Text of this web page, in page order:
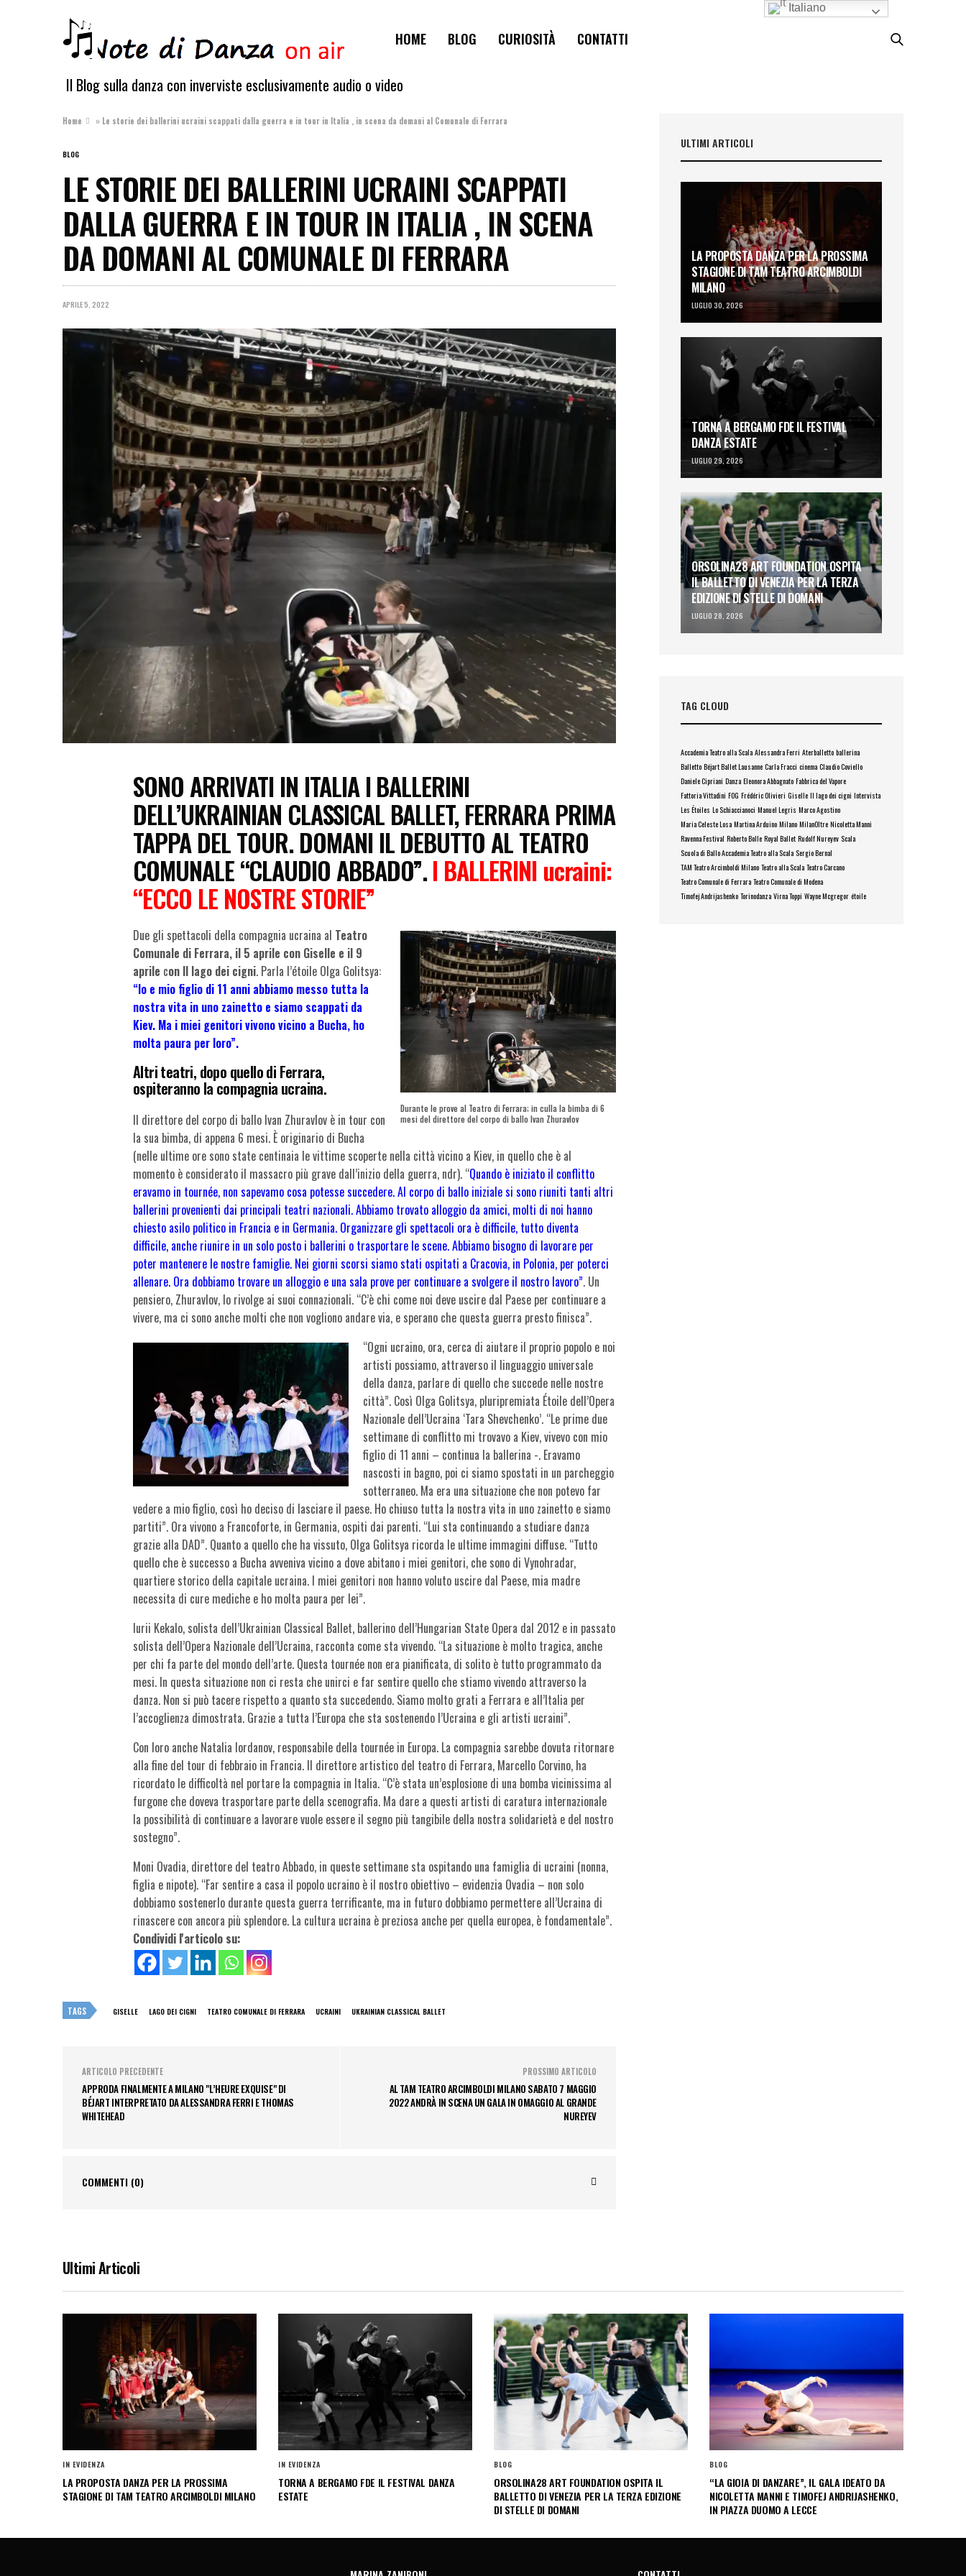
HOME BLOG CURIOSITÀ CONTATTI
Il Blog sulla danza con inverviste esclusivamente audio o video
Home » Le storie dei ballerini ucraini scappati dalla guerra e in tour in Italia , in scena da domani al Comunale di Ferrara
BLOG
LE STORIE DEI BALLERINI UCRAINI SCAPPATI
DALLA GUERRA E IN TOUR IN ITALIA , IN SCENA
DA DOMANI AL COMUNALE DI FERRARA
APRILE 5, 2022
SONO ARRIVATI IN ITALIA I BALLERINI
DELL’UKRAINIAN CLASSICAL BALLET, FERRARA PRIMA
TAPPA DEL TOUR. DOMANI IL DEBUTTO AL TEATRO
COMUNALE “CLAUDIO ABBADO”.I BALLERINI ucraini:
“ECCO LE NOSTRE STORIE”
Durante le prove al Teatro di Ferrara; in culla la bimba di 6
mesi del direttore del corpo di ballo Ivan Zhuravlov
Due gli spettacoli della compagnia ucraina al Teatro
Comunale di Ferrara, il 5 aprile con Giselle e il 9
aprile con Il lago dei cigni. Parla l’étoile Olga Golitsya:
“Io e mio figlio di 11 anni abbiamo messo tutta la
nostra vita in uno zainetto e siamo scappati da
Kiev. Ma i miei genitori vivono vicino a Bucha, ho
molta paura per loro”.
Altri teatri, dopo quello di Ferrara,
ospiteranno la compagnia ucraina.
Il direttore del corpo di ballo Ivan Zhuravlov è in tour con
la sua bimba, di appena 6 mesi. È originario di Bucha
(nelle ultime ore sono state centinaia le vittime scoperte nella città vicino a Kiev, in quello che è al
momento è considerato il massacro più grave dall’inizio della guerra, ndr). “Quando è iniziato il conflitto
eravamo in tournée, non sapevamo cosa potesse succedere. Al corpo di ballo iniziale si sono riuniti tanti altri
ballerini provenienti dai principali teatri nazionali. Abbiamo trovato alloggio da amici, molti di noi hanno
chiesto asilo politico in Francia e in Germania. Organizzare gli spettacoli ora è difficile, tutto diventa
difficile, anche riunire in un solo posto i ballerini o trasportare le scene. Abbiamo bisogno di lavorare per
poter mantenere le nostre famiglie. Nei giorni scorsi siamo stati ospitati a Cracovia, in Polonia, per poterci
allenare. Ora dobbiamo trovare un alloggio e una sala prove per continuare a svolgere il nostro lavoro”. Un
pensiero, Zhuravlov, lo rivolge ai suoi connazionali. “C’è chi come noi deve uscire dal Paese per continuare a
vivere, ma ci sono anche molti che non vogliono andare via, e sperano che questa guerra presto finisca”.
“Ogni ucraino, ora, cerca di aiutare il proprio popolo e noi
artisti possiamo, attraverso il linguaggio universale
della danza, parlare di quello che succede nelle nostre
città”. Così Olga Golitsya, pluripremiata Étoile dell’Opera
Nazionale dell’Ucraina ‘Tara Shevchenko’. “Le prime due
settimane di conflitto mi trovavo a Kiev, vivevo con mio
figlio di 11 anni – continua la ballerina -. Eravamo
nascosti in bagno, poi ci siamo spostati in un parcheggio
sotterraneo. Ma era una situazione che non potevo far
vedere a mio figlio, così ho deciso di lasciare il paese. Ho chiuso tutta la nostra vita in uno zainetto e siamo
partiti”. Ora vivono a Francoforte, in Germania, ospiti dai parenti. “Lui sta continuando a studiare danza
grazie alla DAD”. Quanto a quello che ha vissuto, Olga Golitsya ricorda le ultime immagini diffuse. “Tutto
quello che è successo a Bucha avveniva vicino a dove abitano i miei genitori, che sono di Vynohradar,
quartiere storico della capitale ucraina. I miei genitori non hanno voluto uscire dal Paese, mia madre
necessita di cure mediche e ho molta paura per lei”.
Iurii Kekalo, solista dell’Ukrainian Classical Ballet, ballerino dell’Hungarian State Opera dal 2012 e in passato
solista dell’Opera Nazionale dell’Ucraina, racconta come sta vivendo. “La situazione è molto tragica, anche
per chi fa parte del mondo dell’arte. Questa tournée non era pianificata, di solito è tutto programmato da
mesi. In questa situazione non ci resta che unirci e far sentire quello che stiamo vivendo attraverso la
danza. Non si può tacere rispetto a quanto sta succedendo. Siamo molto grati a Ferrara e all’Italia per
l’accoglienza dimostrata. Grazie a tutta l’Europa che sta sostenendo l’Ucraina e gli artisti ucraini”.
Con loro anche Natalia Iordanov, responsabile della tournée in Europa. La compagnia sarebbe dovuta ritornare
alla fine del tour di febbraio in Francia. Il direttore artistico del teatro di Ferrara, Marcello Corvino, ha
ricordato le difficoltà nel portare la compagnia in Italia. “C’è stata un’esplosione di una bomba vicinissima al
furgone che doveva trasportare parte della scenografia. Ma dare a questi artisti di caratura internazionale
la possibilità di continuare a lavorare vuole essere il segno più tangibile della nostra solidarietà e del nostro
sostegno”.
Moni Ovadia, direttore del teatro Abbado, in queste settimane sta ospitando una famiglia di ucraini (nonna,
figlia e nipote). “Far sentire a casa il popolo ucraino è il nostro obiettivo – evidenzia Ovadia – non solo
dobbiamo sostenerlo durante questa guerra terrificante, ma in futuro dobbiamo permettere all’Ucraina di
rinascere con ancora più splendore. La cultura ucraina è preziosa anche per quella europea, è fondamentale”.
Condividi l'articolo su:
TAGS GISELLE LAGO DEI CIGNI TEATRO COMUNALE DI FERRARA UCRAINI UKRAINIAN CLASSICAL BALLET
ARTICOLO PRECEDENTE
APPRODA FINALMENTE A MILANO "L’HEURE EXQUISE" DI
BÉJART INTERPRETATO DA ALESSANDRA FERRI E THOMAS
WHITEHEAD
PROSSIMO ARTICOLO
AL TAM TEATRO ARCIMBOLDI MILANO SABATO 7 MAGGIO
2022 ANDRÀ IN SCENA UN GALA IN OMAGGIO AL GRANDE
NUREYEV
COMMENTI (0)
ULTIMI ARTICOLI
LA PROPOSTA DANZA PER LA PROSSIMA
STAGIONE DI TAM TEATRO ARCIMBOLDI
MILANO
LUGLIO 30, 2026
TORNA A BERGAMO FDE IL FESTIVAL
DANZA ESTATE
LUGLIO 29, 2026
ORSOLINA28 ART FOUNDATION OSPITA
IL BALLETTO DI VENEZIA PER LA TERZA
EDIZIONE DI STELLE DI DOMANI
LUGLIO 28, 2026
TAG CLOUD
Accademia Teatro alla Scala Alessandra Ferri Aterballetto ballerina
Balletto Béjart Ballet Lausanne Carla Fracci cinema Claudio Coviello
Daniele Cipriani Danza Eleonora Abbagnato Fabbrica del Vapore
Fattoria Vittadini FOG Frédéric Olivieri Giselle Il lago dei cigni Intervista
Les Étoiles Lo Schiaccianoci Manuel Legris Marco Agostino
Maria Celeste Losa Martina Arduino Milano MilanOltre Nicoletta Manni
Ravenna Festival Roberto Bolle Royal Ballet Rudolf Nureyev Scala
Scuola di Ballo Accademia Teatro alla Scala Sergio Bernal
TAM Teatro Arcimboldi Milano Teatro alla Scala Teatro Carcano
Teatro Comunale di Ferrara Teatro Comunale di Modena
Timofej Andrijashenko Torinodanza Virna Toppi Wayne Mcgregor étoile
Ultimi Articoli
IN EVIDENZA
LA PROPOSTA DANZA PER LA PROSSIMA
STAGIONE DI TAM TEATRO ARCIMBOLDI MILANO
IN EVIDENZA
TORNA A BERGAMO FDE IL FESTIVAL DANZA
ESTATE
BLOG
ORSOLINA28 ART FOUNDATION OSPITA IL
BALLETTO DI VENEZIA PER LA TERZA EDIZIONE
DI STELLE DI DOMANI
BLOG
“LA GIOIA DI DANZARE”, IL GALA IDEATO DA
NICOLETTA MANNI E TIMOFEJ ANDRIJASHENKO,
IN PIAZZA DUOMO A LECCE
Italiano